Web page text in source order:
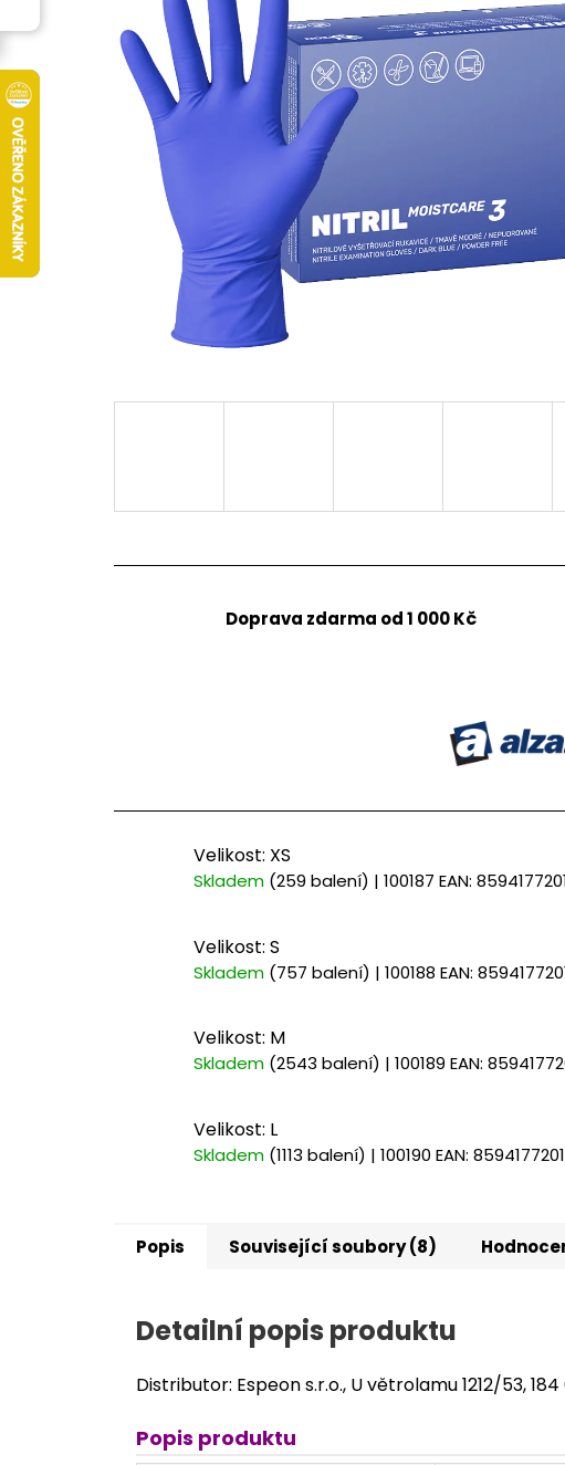
hvězdiček.
Doprava zdarma od 1 000 Kč
Velikost: XS
Skladem (259 balení) | 100187 EAN:
Velikost: S
Skladem (757 balení) | 100188 EAN:
Velikost: M
Skladem (2543 balení) | 100189 EAN:
Velikost: L
Skladem (1113 balení) | 100190 EAN:
Popis Související soubory (8)
Detailní popis produktu
Distributor: Espeon s.r.o., U větrolamu 1212/53,
Popis produktu